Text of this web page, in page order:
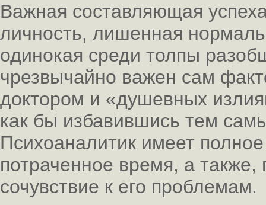
Важная составляющая
личность, лишенная
одинокая среди толпы
чрезвычайно важен сам
доктором и «душевных
как бы избавившись тем
Психоаналитик имеет
потраченное время, а
сочувствие к его проблемам.